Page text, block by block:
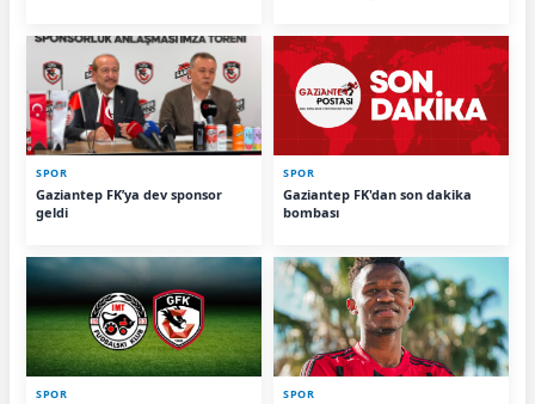
SPOR
Gaziantep FK’ya dev sponsor
geldi
SPOR
Gaziantep FK'dan son dakika
bombası
SPOR SPOR